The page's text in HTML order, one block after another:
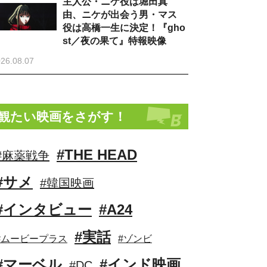
由、ニケが出会う男・マス
役は高橋一生に決定！『gho
st／夜の果て』特報映像
たい映画をさがす！
薬戦争 #THE HEAD
サメ
#韓国映画
インタビュー #A24
ービープラス #実話 #ゾンビ